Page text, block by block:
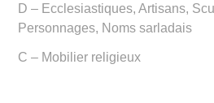
D – Ecclesiastiques, Artisans,
Personnages, Noms sarladais
C – Mobilier religieux